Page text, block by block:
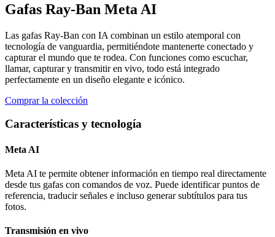
Gafas Ray-Ban Meta AI
Las gafas Ray-Ban con IA combinan un estilo atemporal con
tecnología de vanguardia, permitiéndote mantenerte conectado y
capturar el mundo que te rodea. Con funciones como escuchar,
llamar, capturar y transmitir en vivo, todo está integrado
perfectamente en un diseño elegante e icónico.
Comprar la colección
Características y tecnología
Meta AI
Meta AI te permite obtener información en tiempo real directamente
desde tus gafas con comandos de voz. Puede identificar puntos de
referencia, traducir señales e incluso generar subtítulos para tus
fotos.
Transmisión en vivo